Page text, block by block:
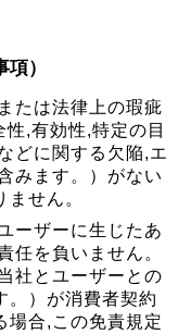
）
たは法律上の瑕疵
性,有効性,特定の目
どに関する欠陥,エ
みます。）がない
せん。
ーザーに生じたあ
任を負いません。
社とユーザーとの
。）が消費者契約
場合,この免責規定